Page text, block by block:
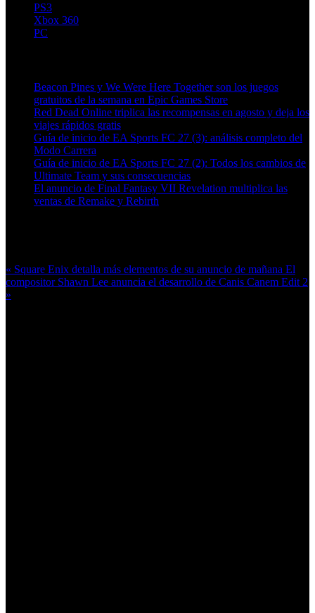
PS3
Xbox 360
PC
Beacon Pines y We Were Here Together son los juegos
gratuitos de la semana en Epic Games Store
Red Dead Online triplica las recompensas en agosto y deja los
viajes rápidos gratis
Guía de inicio de EA Sports FC 27 (3): análisis completo del
Modo Carrera
Guía de inicio de EA Sports FC 27 (2): Todos los cambios de
Ultimate Team y sus consecuencias
El anuncio de Final Fantasy VII Revelation multiplica las
ventas de Remake y Rebirth
« Square Enix detalla más elementos de su anuncio de mañana El
compositor Shawn Lee anuncia el desarrollo de Canis Canem Edit 2
»